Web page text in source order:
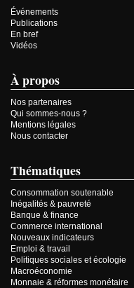
Événements
Publications
En bref
Vidéos
À propos
Nos partenaires
Qui sommes-nous ?
Mentions légales
Nous contacter
Thématiques
Consommation soutenable
Inégalités & pauvreté
Banque & finance
Commerce international
Nouveaux indicateurs
Emploi & travail
Politiques sociales et écologie
Macroéconomie
Monnaie & réformes monétaire